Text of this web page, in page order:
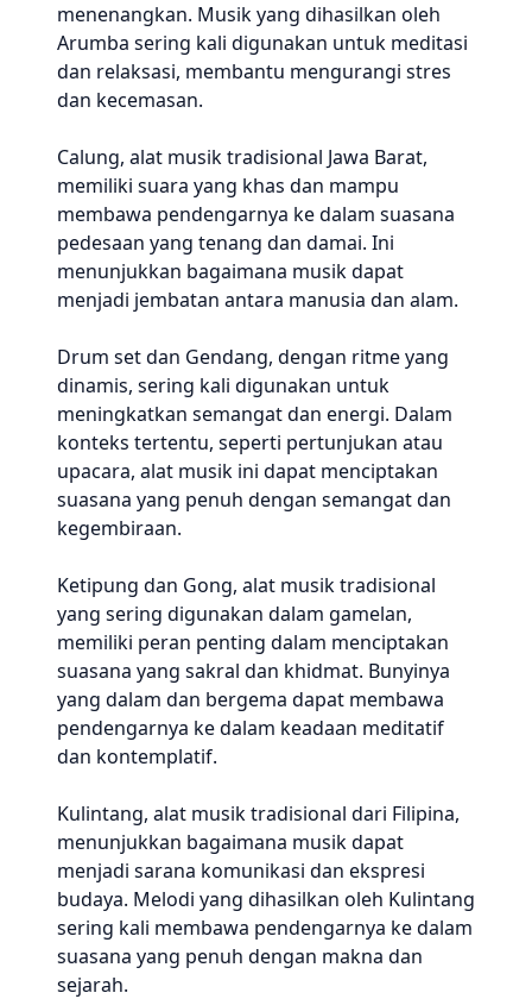
menenangkan. Musik yang dihasilkan oleh
Arumba sering kali digunakan untuk meditasi
dan relaksasi, membantu mengurangi stres
dan kecemasan.
Calung, alat musik tradisional Jawa Barat,
memiliki suara yang khas dan mampu
membawa pendengarnya ke dalam suasana
pedesaan yang tenang dan damai. Ini
menunjukkan bagaimana musik dapat
menjadi jembatan antara manusia dan alam.
Drum set dan Gendang, dengan ritme yang
dinamis, sering kali digunakan untuk
meningkatkan semangat dan energi. Dalam
konteks tertentu, seperti pertunjukan atau
upacara, alat musik ini dapat menciptakan
suasana yang penuh dengan semangat dan
kegembiraan.
Ketipung dan Gong, alat musik tradisional
yang sering digunakan dalam gamelan,
memiliki peran penting dalam menciptakan
suasana yang sakral dan khidmat. Bunyinya
yang dalam dan bergema dapat membawa
pendengarnya ke dalam keadaan meditatif
dan kontemplatif.
Kulintang, alat musik tradisional dari Filipina,
menunjukkan bagaimana musik dapat
menjadi sarana komunikasi dan ekspresi
budaya. Melodi yang dihasilkan oleh Kulintang
sering kali membawa pendengarnya ke dalam
suasana yang penuh dengan makna dan
sejarah.